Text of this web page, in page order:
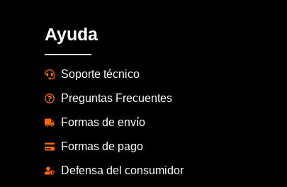
Ayuda
Soporte técnico
Preguntas Frecuentes
Formas de envío
Formas de pago
Defensa del consumidor